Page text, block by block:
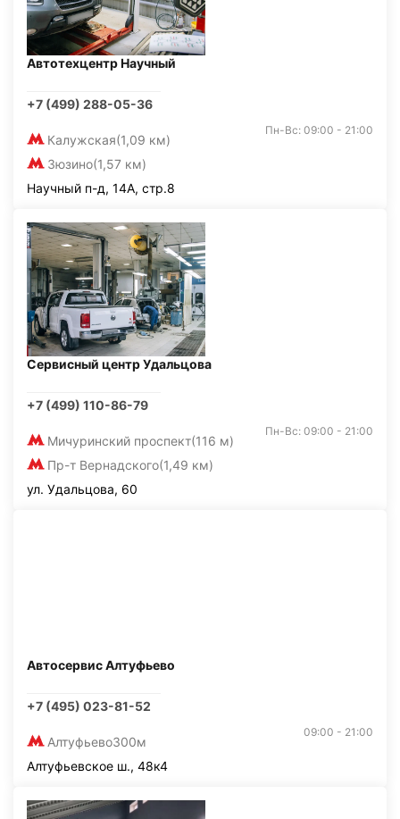
Автотехцентр Научный
+7 (499) 288-05-36
Калужская(1,09 км)
Зюзино(1,57 км)
Пн-Вс: 09:00 - 21:00
Научный п-д, 14А, стр.8
Сервисный центр Удальцова
+7 (499) 110-86-79
Мичуринский проспект(116 м)
Пр-т Вернадского(1,49 км)
Пн-Вс: 09:00 - 21:00
ул. Удальцова, 60
Автосервис Алтуфьево
+7 (495) 023-81-52
Алтуфьево300м
09:00 - 21:00
Алтуфьевское ш., 48к4